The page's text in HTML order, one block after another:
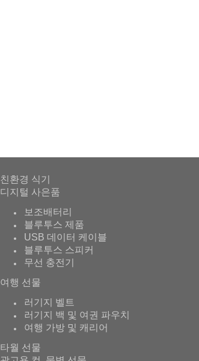
친환경 식기
디지털 사은품
보조배터리
블루투스 제품
USB 데이터 케이블
블루투스 스피커
무선 충전기
여행 선물
러기지 벨트
러기지 백 및 여권 파우치
여행 가방 및 캐리어
타월 선물